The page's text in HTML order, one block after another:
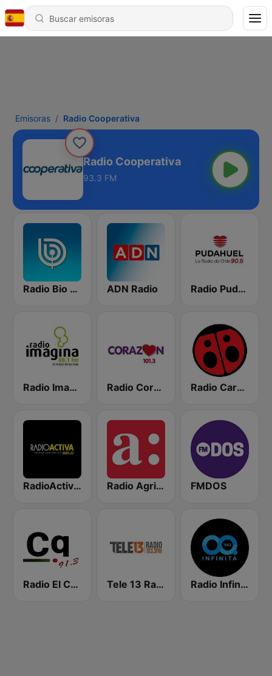
Emisoras Radio Cooperativa
Radio Cooperativa
93.3 FM
Radio Bio Bio Santiago ADN Radio Radio Pudahuel
Radio Imagina Radio Corazón FM Radio Carolina
RadioActiva 92.5 Radio Agricultura FMDOS
Radio El Conquistador Tele 13 Radio Radio Infinita